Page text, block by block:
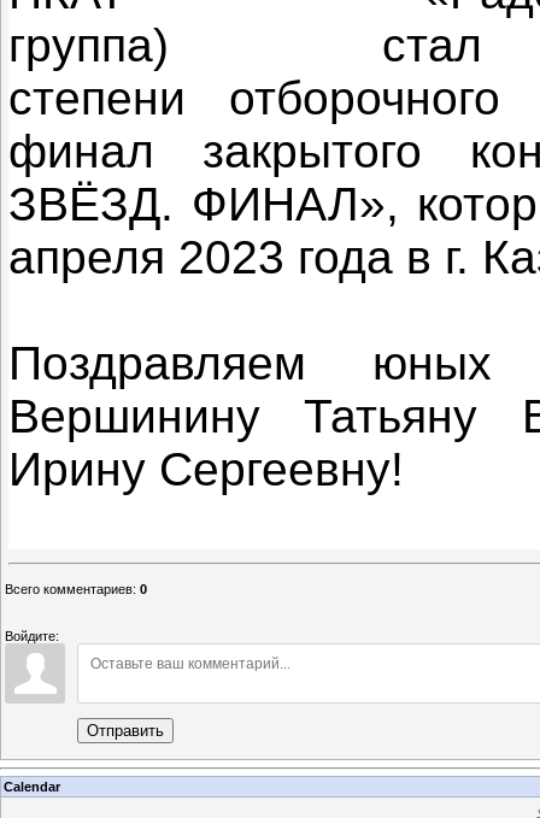
группа)
степени
финал закрытого
ЗВЁЗД. ФИНАЛ»,
апреля 2023 года в г.
Поздравляем юных
Вершинину Татьяну
Ирину Сергеевну!
Всего комментариев: 0
Войдите:
Отправить
Calendar